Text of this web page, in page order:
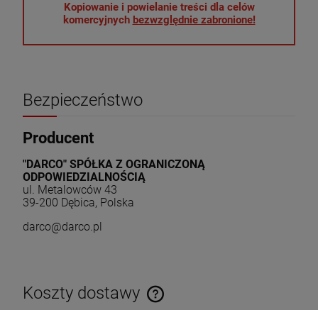
Kopiowanie i powielanie treści dla celów
komercyjnych bezwzględnie zabronione!
Bezpieczeństwo
Producent
"DARCO" SPÓŁKA Z OGRANICZONĄ
ODPOWIEDZIALNOŚCIĄ
ul. Metalowców 43
39-200 Dębica, Polska
darco@darco.pl
Koszty dostawy
Cena nie zawiera ewentualnych kosztów płatności